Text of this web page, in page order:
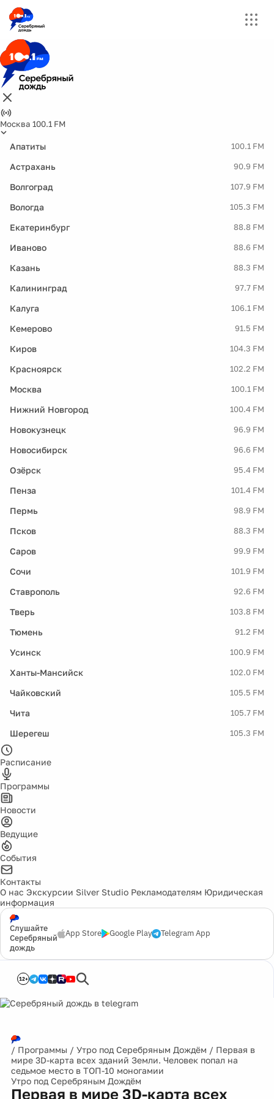
Москва 100.1 FM
Апатиты 100.1 FM
Астрахань 90.9 FM
Волгоград 107.9 FM
Вологда 105.3 FM
Екатеринбург 88.8 FM
Иваново 88.6 FM
Казань 88.3 FM
Калининград 97.7 FM
Калуга 106.1 FM
Кемерово 91.5 FM
Киров 104.3 FM
Красноярск 102.2 FM
Москва 100.1 FM
Нижний Новгород 100.4 FM
Новокузнецк 96.9 FM
Новосибирск 96.6 FM
Озёрск 95.4 FM
Пенза 101.4 FM
Пермь 98.9 FM
Псков 88.3 FM
Саров 99.9 FM
Сочи 101.9 FM
Ставрополь 92.6 FM
Тверь 103.8 FM
Тюмень 91.2 FM
Усинск 100.9 FM
Ханты-Мансийск 102.0 FM
Чайковский 105.5 FM
Чита 105.7 FM
Шерегеш 105.3 FM
Расписание
Программы
Новости
Ведущие
События
Контакты
О нас Экскурсии Silver Studio Рекламодателям Юридическая
информация
Слушайте
Серебряный
дождь
App Store Google Play Telegram App
12+
/ Программы / Утро под Серебряным Дождём / Первая в
мире 3D-карта всех зданий Земли. Человек попал на
седьмое место в ТОП-10 моногамии
Утро под Серебряным Дождём
Первая в мире 3D-карта всех